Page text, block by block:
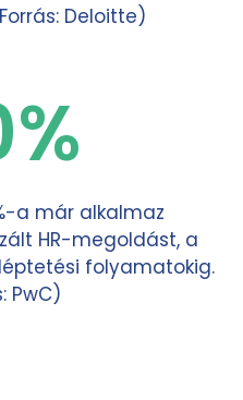
Deloitte)
a már alkalmaz
HR-megoldást, a
folyamatokig.
PwC)